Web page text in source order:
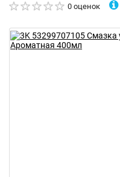
0 оценок